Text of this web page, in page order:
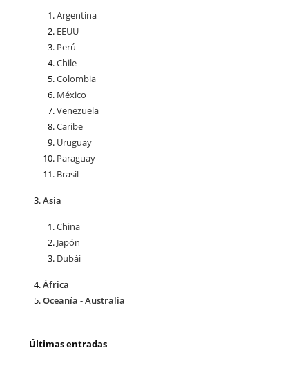
Argentina
EEUU
Perú
Chile
Colombia
México
Venezuela
Caribe
Uruguay
Paraguay
Brasil
Asia
China
Japón
Dubái
África
Oceanía - Australia
Últimas entradas